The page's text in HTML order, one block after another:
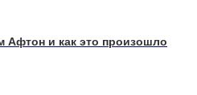
Афтон и как это произошло